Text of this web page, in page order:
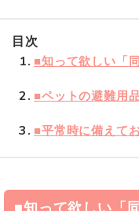
目次
1 ■知って欲しい「
2 ■ペットの避難用
3 ■平常時に備えて